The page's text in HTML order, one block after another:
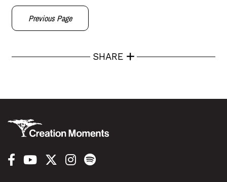
Previous Page
SHARE